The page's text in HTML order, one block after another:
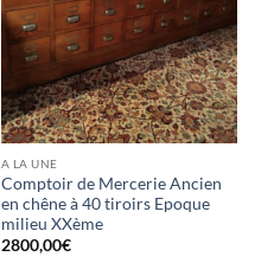
A LA UNE
Comptoir de Mercerie Ancien
en chêne à 40 tiroirs Epoque
milieu XXème
2800,00€